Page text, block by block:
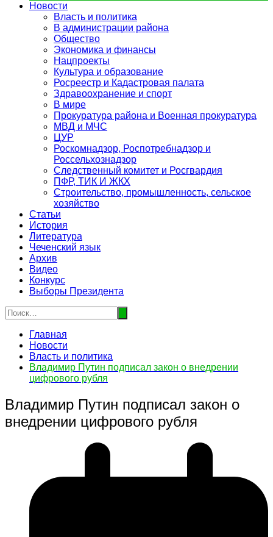
Новости
Власть и политика
В администрации района
Общество
Экономика и финансы
Нацпроекты
Культура и образование
Росреестр и Кадастровая палата
Здравоохранение и спорт
В мире
Прокуратура района и Военная прокуратура
МВД и МЧС
ЦУР
Роскомнадзор, Роспотребнадзор и
Россельхознадзор
Следственный комитет и Росгвардия
ПФР, ТИК И ЖКХ
Строительство, промышленность, сельское
хозяйство
Статьи
История
Литература
Чеченский язык
Архив
Видео
Конкурс
Выборы Президента
Главная
Новости
Власть и политика
Владимир Путин подписал закон о внедрении
цифрового рубля
Владимир Путин подписал закон о
внедрении цифрового рубля